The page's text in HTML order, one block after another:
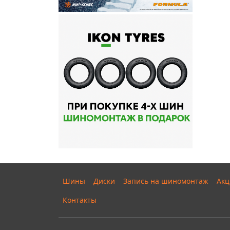
Шины Диски Запись на шиномонтаж
Контакты